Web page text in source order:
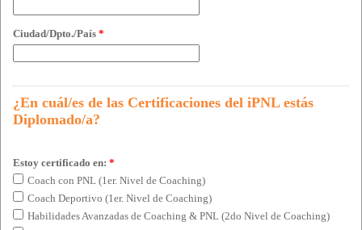
Ciudad/Dpto./País *
¿En cuál/es de las Certificaciones del iPNL estás
Diplomado/a?
Estoy certificado en: *
Coach con PNL (1er. Nivel de Coaching)
Coach Deportivo (1er. Nivel de Coaching)
Habilidades Avanzadas de Coaching & PNL (2do Nivel de Coaching)